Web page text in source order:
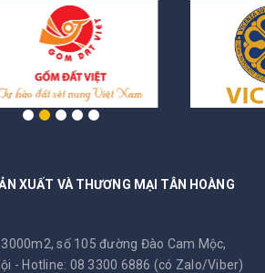
XUẤT VÀ THƯƠNG MẠI TÂN HOÀNG
số 105 đường Đào Cam Mộc,
- Hotline: 08 3300 6886 (có Zalo/Viber)